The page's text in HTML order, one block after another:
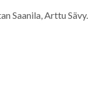
Saanila, Arttu